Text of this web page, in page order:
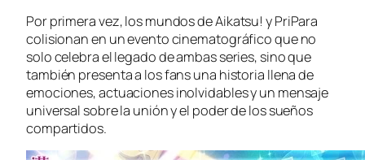
Por primera vez, los mundos deAikatsu! yPriPara
colisionan en un evento cinematográfico que no
solo celebra el legado de ambas series, sino que
también presenta a los fans una historia llena de
emociones, actuaciones inolvidables y un mensaje
universal sobre la unión y el poder de los sueños
compartidos.